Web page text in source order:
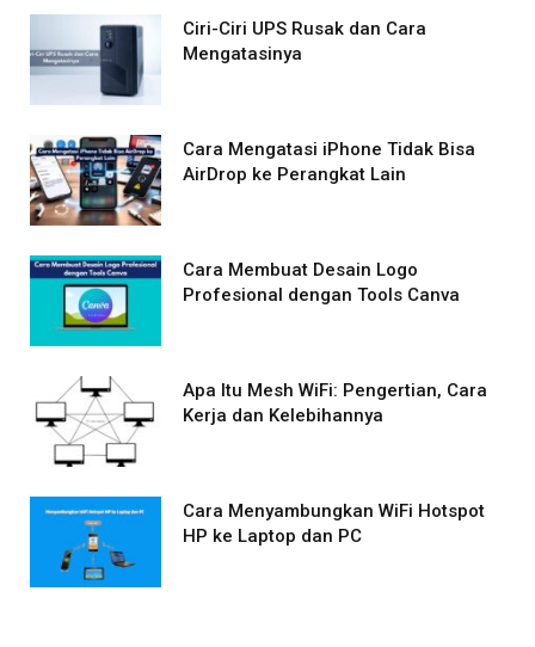
Ciri-Ciri UPS Rusak dan Cara
Mengatasinya
Cara Mengatasi iPhone Tidak Bisa
AirDrop ke Perangkat Lain
Cara Membuat Desain Logo
Profesional dengan Tools Canva
Apa Itu Mesh WiFi: Pengertian, Cara
Kerja dan Kelebihannya
Cara Menyambungkan WiFi Hotspot
HP ke Laptop dan PC